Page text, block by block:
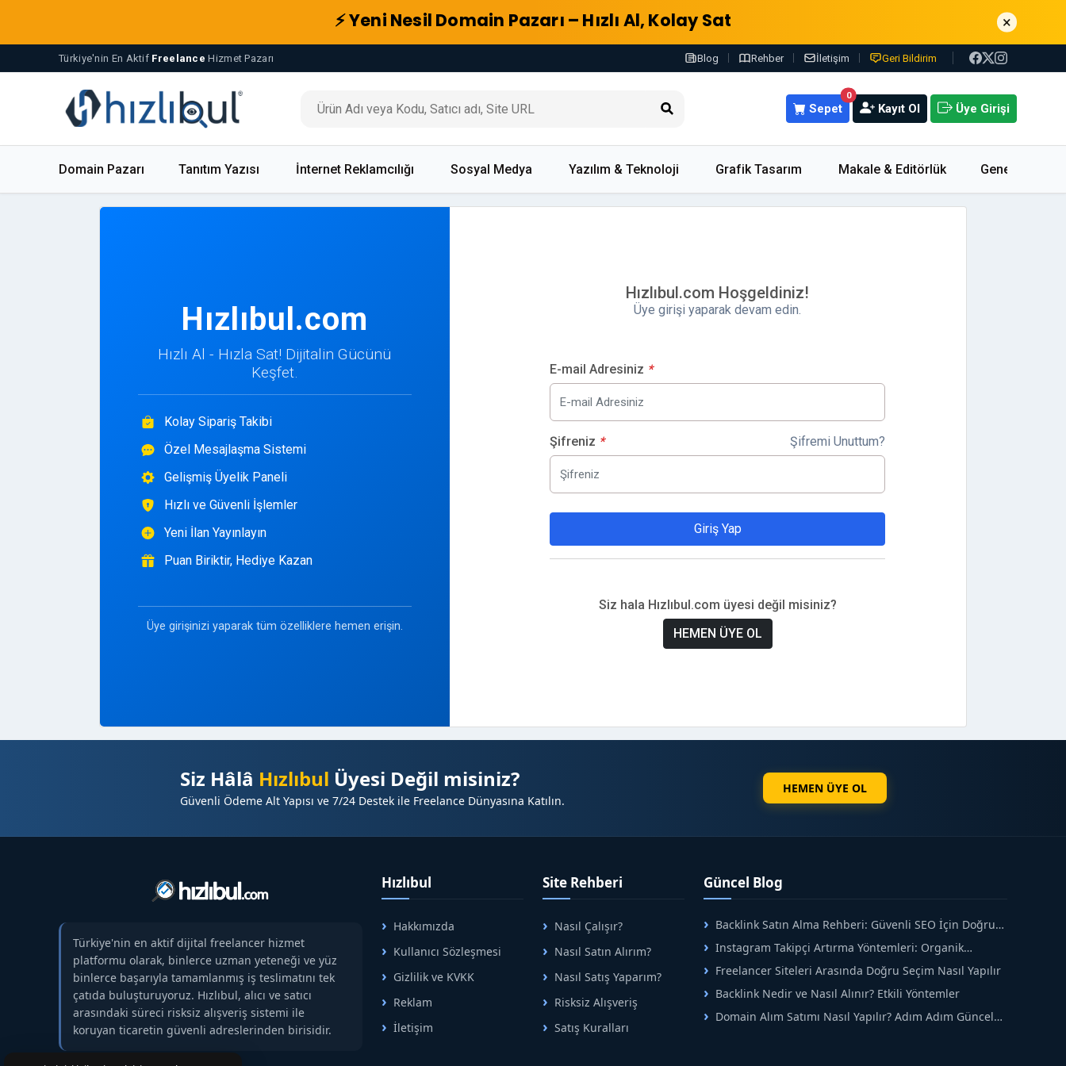
⚡ Yeni Nesil Domain Pazarı – Hızlı Al, Kolay Sat ×
Türkiye'nin En Aktif Freelance Hizmet Pazarı Blog Rehber İletişim Geri Bildirim
0
Sepet Kayıt Ol Üye Girişi
Domain Pazarı Tanıtım Yazısı İnternet Reklamcılığı Sosyal Medya Yazılım & Teknoloji Grafik Tasarım Makale & Editörlük Genel
Hızlıbul.com
Hızlı Al - Hızla Sat! Dijitalin Gücünü
Keşfet.
Kolay Sipariş Takibi
Özel Mesajlaşma Sistemi
Gelişmiş Üyelik Paneli
Hızlı ve Güvenli İşlemler
Yeni İlan Yayınlayın
Puan Biriktir, Hediye Kazan
Üye girişinizi yaparak tüm özelliklere hemen erişin.
Hızlıbul.com Hoşgeldiniz!
Üye girişi yaparak devam edin.
E-mail Adresiniz *
Şifremi Unuttum?
Şifreniz *
Giriş Yap
Siz hala Hızlıbul.com üyesi değil misiniz?
HEMEN ÜYE OL
Siz Hâlâ Hızlıbul Üyesi Değil misiniz?
Güvenli Ödeme Alt Yapısı ve 7/24 Destek ile Freelance Dünyasına Katılın.
HEMEN ÜYE OL
Türkiye'nin en aktif dijital freelancer hizmet
platformu olarak, binlerce uzman yeteneği ve yüz
binlerce başarıyla tamamlanmış iş teslimatını tek
çatıda buluşturuyoruz. Hızlıbul, alıcı ve satıcı
arasındaki süreci risksiz alışveriş sistemi ile
koruyan ticaretin güvenli adreslerinden birisidir.
Hızlıbul
Hakkımızda
Kullanıcı Sözleşmesi
Gizlilik ve KVKK
Reklam
İletişim
Site Rehberi
Nasıl Çalışır?
Nasıl Satın Alırım?
Nasıl Satış Yaparım?
Risksiz Alışveriş
Satış Kuralları
Güncel Blog
Backlink Satın Alma Rehberi: Güvenli SEO İçin Doğru
Instagram Takipçi Artırma Yöntemleri: Organik
Büyüme Rehberi
Freelancer Siteleri Arasında Doğru Seçim Nasıl Yapılır
Backlink Nedir ve Nasıl Alınır? Etkili Yöntemler
Domain Alım Satımı Nasıl Yapılır? Adım Adım Güncel